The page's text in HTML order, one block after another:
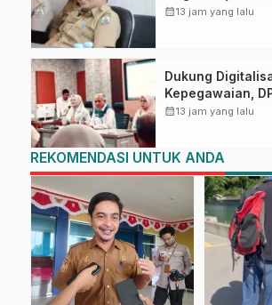
Scamming
calendar_month13 jam yang lalu
Dukung
Kepegawaian,
Sulbar Siap
calendar_month13 jam yang lalu
REKOMENDASI UNTUK ANDA